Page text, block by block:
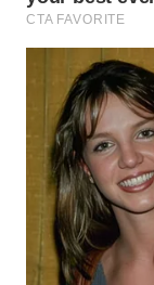
WAHANA
WAHANA
TV
WAHANANEWS
ID
WAHANANEWS
CO ID